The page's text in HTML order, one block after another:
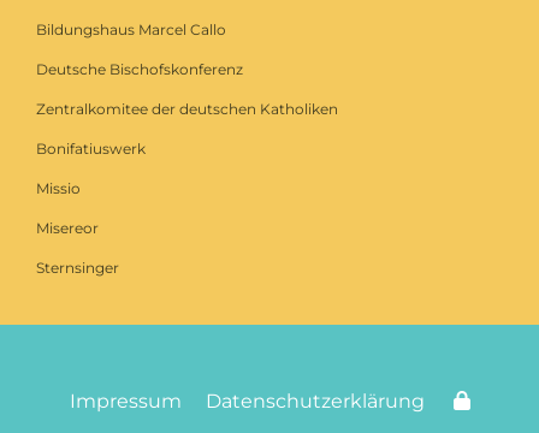
Bildungshaus Marcel Callo
Deutsche Bischofskonferenz
Zentralkomitee der deutschen Katholiken
Bonifatiuswerk
Missio
Misereor
Sternsinger
Impressum Datenschutzerklärung